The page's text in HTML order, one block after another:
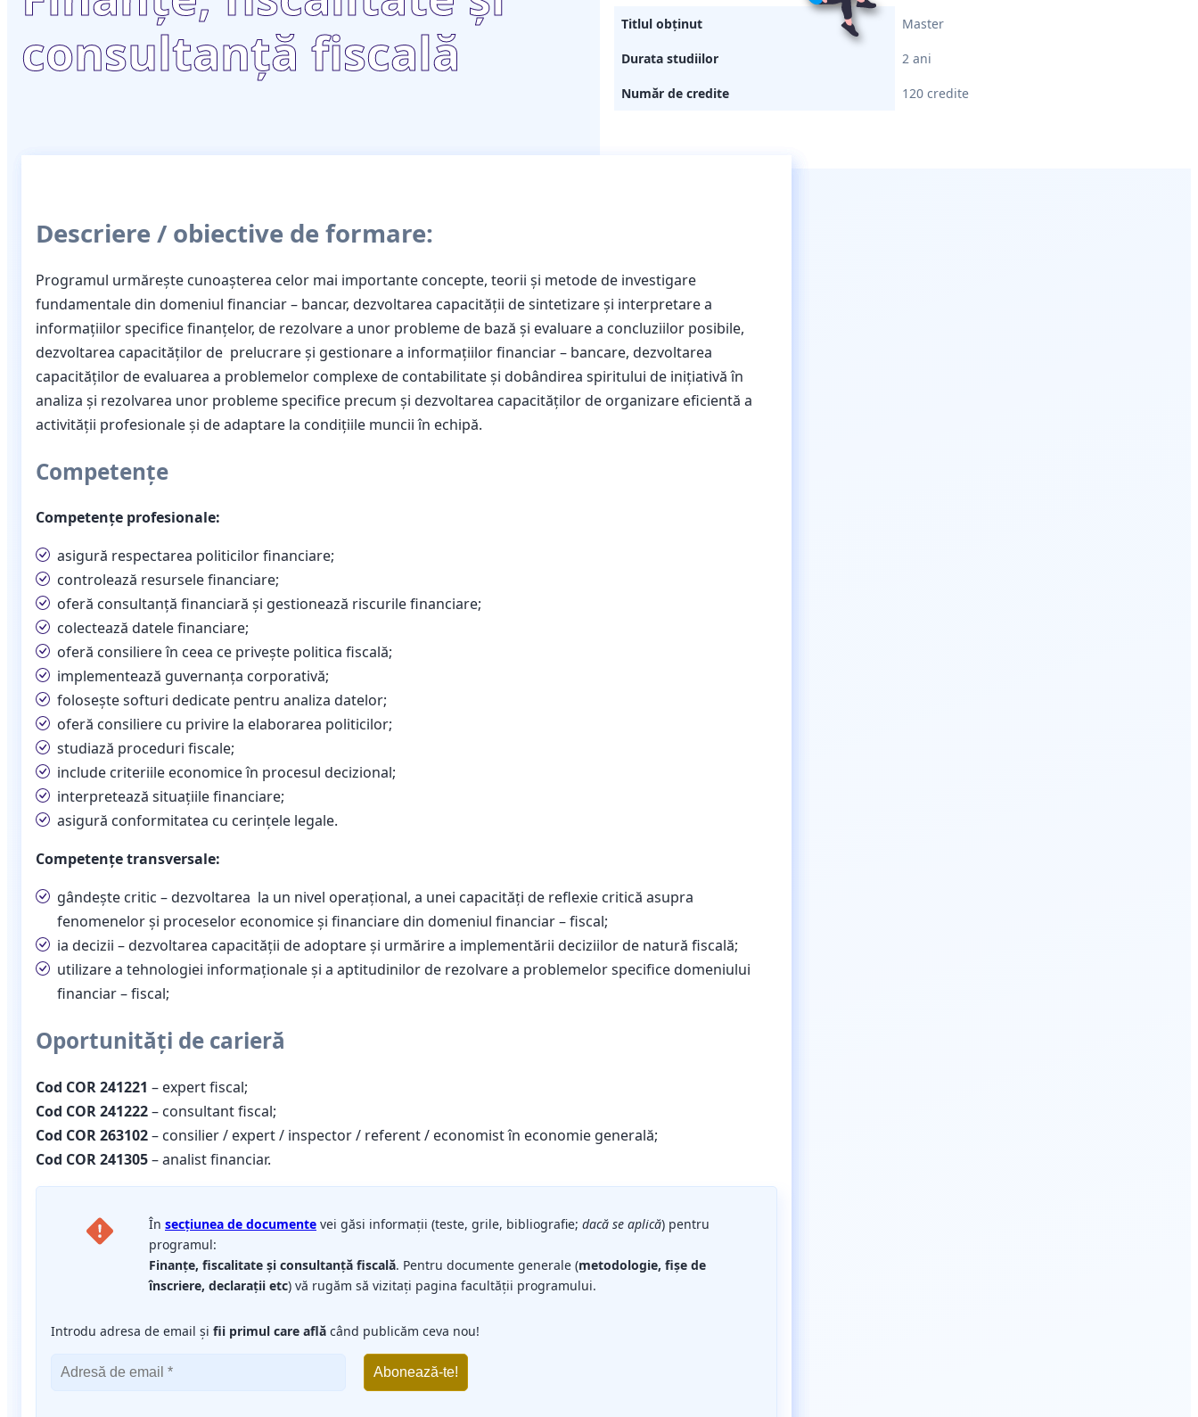
consultanţă fiscală
Titlul obținut Master
Durata studiilor 2 ani
Număr de credite 120 credite
Descriere / obiective de formare:
Programul urmărește cunoaşterea celor mai importante concepte, teorii şi metode de investigare
fundamentale din domeniul financiar – bancar, dezvoltarea capacităţii de sintetizare şi interpretare a
informaţiilor specifice finanţelor, de rezolvare a unor probleme de bază şi evaluare a concluziilor posibile,
dezvoltarea capacităților de prelucrare şi gestionare a informaţiilor financiar – bancare, dezvoltarea
capacităților de evaluarea a problemelor complexe de contabilitate şi dobândirea spiritului de iniţiativă în
analiza şi rezolvarea unor probleme specifice precum și dezvoltarea capacităților de organizare eficientă a
activităţii profesionale şi de adaptare la condiţiile muncii în echipă.
Competențe
Competențe profesionale:
asigură respectarea politicilor financiare;
controlează resursele financiare;
oferă consultanță financiară și gestionează riscurile financiare;
colectează datele financiare;
oferă consiliere în ceea ce privește politica fiscală;
implementează guvernanța corporativă;
folosește softuri dedicate pentru analiza datelor;
oferă consiliere cu privire la elaborarea politicilor;
studiază proceduri fiscale;
include criteriile economice în procesul decizional;
interpretează situațiile financiare;
asigură conformitatea cu cerințele legale.
Competențe transversale:
gândește critic – dezvoltarea la un nivel operaţional, a unei capacități de reflexie critică asupra
fenomenelor şi proceselor economice şi financiare din domeniul financiar – fiscal;
ia decizii – dezvoltarea capacităţii de adoptare şi urmărire a implementării deciziilor de natură fiscală;
utilizare a tehnologiei informaţionale şi a aptitudinilor de rezolvare a problemelor specifice domeniului
financiar – fiscal;
Oportunități de carieră
Cod COR 241221 – expert fiscal;
Cod COR 241222– consultant fiscal;
Cod COR 263102– consilier / expert / inspector / referent / economist în economie generală;
Cod COR 241305– analist financiar.
În secțiunea de documente vei găsi informații (teste, grile, bibliografie; dacă se aplică) pentru
programul:
Finanţe, fiscalitate şi consultanţă fiscală. Pentru documente generale (metodologie, fișe de
înscriere, declarații etc) vă rugăm să vizitați pagina facultății programului.
Introdu adresa de email și fii primul care află când publicăm ceva nou!